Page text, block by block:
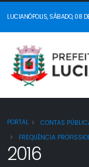
LUCIANÓPOLIS, SÁBADO, 08
PORTAL CONTAS
FREQUÊNCIA
2016